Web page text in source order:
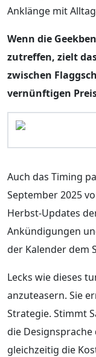
Anklänge mit
Wenn die
zutreffen, zielt
zwischen
vernünftigen
Auch das Timing
September 2025
Herbst-Updates
Ankündigungen
der Kalender dem
Lecks wie dieses
anzuteasern. Sie
Strategie. Stimmt
die
gleichzeitig die